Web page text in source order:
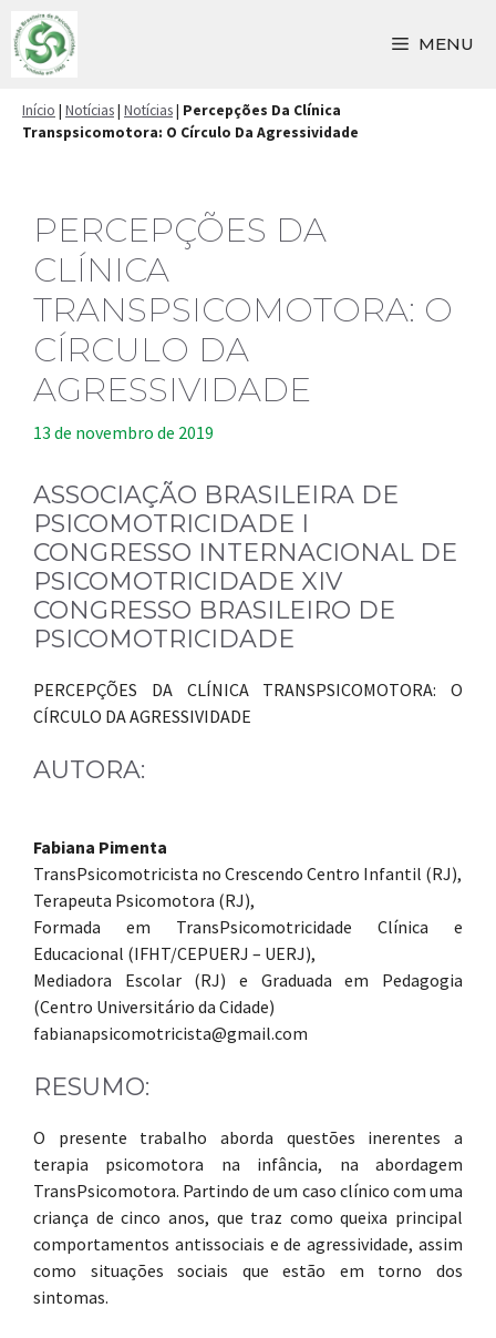
Pular
para
MENU
Início | Notícias| Notícias| Percepções Da Clínica
Transpsicomotora: O Círculo Da Agressividade
PERCEPÇÕES DA
CLÍNICA
TRANSPSICOMOTORA: O
CÍRCULO DA
AGRESSIVIDADE
13 de novembro de 2019
ASSOCIAÇÃO BRASILEIRA DE
PSICOMOTRICIDADE I
CONGRESSO INTERNACIONAL DE
PSICOMOTRICIDADE XIV
CONGRESSO BRASILEIRO DE
PSICOMOTRICIDADE
PERCEPÇÕES DA CLÍNICA TRANSPSICOMOTORA: O
CÍRCULO DA AGRESSIVIDADE
AUTORA:
Fabiana Pimenta
TransPsicomotricista no Crescendo Centro Infantil (RJ),
Terapeuta Psicomotora (RJ),
Formada em TransPsicomotricidade Clínica e
Educacional (IFHT/CEPUERJ – UERJ),
Mediadora Escolar (RJ) e Graduada em Pedagogia
(Centro Universitário da Cidade)
fabianapsicomotricista@gmail.com
RESUMO:
O presente trabalho aborda questões inerentes a
terapia psicomotora na infância, na abordagem
TransPsicomotora. Partindo de um caso clínico com uma
criança de cinco anos, que traz como queixa principal
comportamentos antissociais e de agressividade, assim
como situações sociais que estão em torno dos
sintomas.